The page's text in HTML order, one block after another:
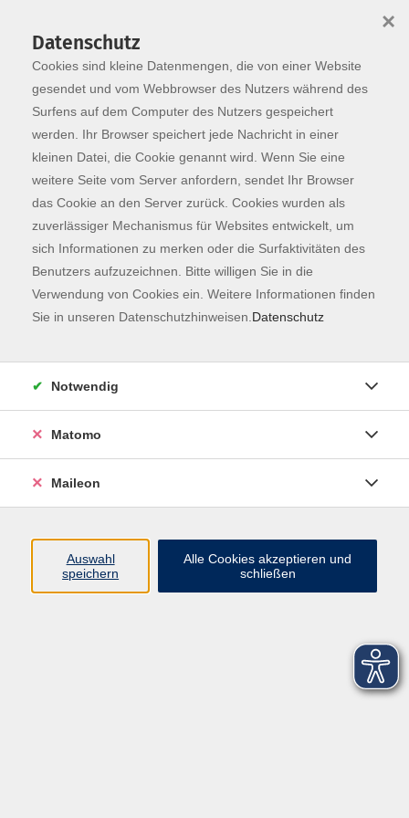
Skip to main content
You are here:
Programm
Der Kurs konnte nicht gefunden werden.
Kontaktformular
Impressum
AGB
Datenschutzerklärung
Datenschutz
Cookies sind kleine Datenmengen, die von einer Website
gesendet und vom Webbrowser des Nutzers während des
Surfens auf dem Computer des Nutzers gespeichert
werden. Ihr Browser speichert jede Nachricht in einer
kleinen Datei, die Cookie genannt wird. Wenn Sie eine
weitere Seite vom Server anfordern, sendet Ihr Browser
das Cookie an den Server zurück. Cookies wurden als
zuverlässiger Mechanismus für Websites entwickelt, um
sich Informationen zu merken oder die Surfaktivitäten des
Benutzers aufzuzeichnen. Bitte willigen Sie in die
Verwendung von Cookies ein. Weitere Informationen finden
Sie in unseren Datenschutzhinweisen. Datenschutz
×
Notwendig
Matomo
Maileon
Auswahl
speichern
Alle Cookies akzeptieren und
schließen